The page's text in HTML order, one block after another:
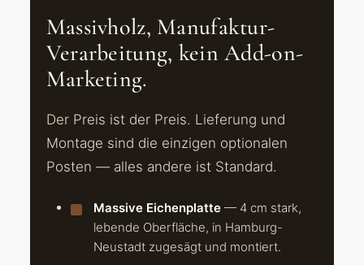
Massivholz, Manufaktur-
Verarbeitung, kein Add-on-
Marketing.
Der Preis ist der Preis. Lieferung und
Montage sind die einzigen optionalen
Posten — alles andere ist Standard.
Massive Eichenplatte— 4 cm stark,
lebende Oberfläche, in Hamburg-
Neustadt zugesägt und montiert.